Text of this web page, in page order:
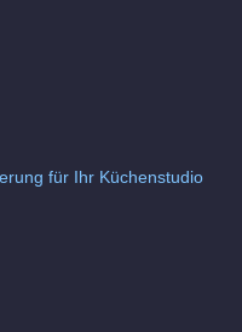
für Ihr Küchenstudio